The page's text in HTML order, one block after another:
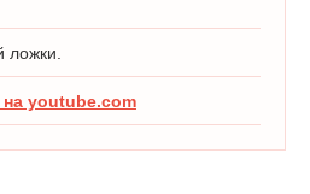
ложки.
youtube.com